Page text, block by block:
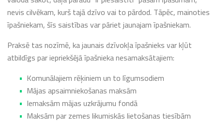
nevis cilvēkam, kurš tajā dzīvo vai to pārdod. Tāpēc, mainoties
īpašniekam, šīs saistības var pāriet jaunajam īpašniekam.
Praksē tas nozīmē, ka jaunais dzīvokļa īpašnieks var kļūt
atbildīgs par iepriekšējā īpašnieka nesamaksātajiem:
Komunālajiem rēķiniem un to līgumsodiem
Mājas apsaimniekošanas maksām
Iemaksām mājas uzkrājumu fondā
Maksām par zemes likumiskās lietošanas tiesībām